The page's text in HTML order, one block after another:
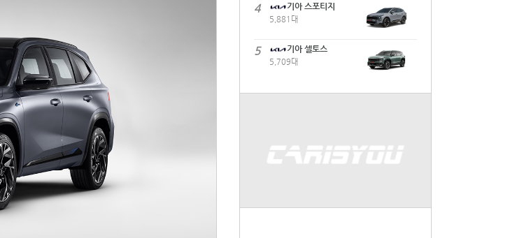
4 기아 스포티지
5,881대
5 기아 셀토스
5,709대